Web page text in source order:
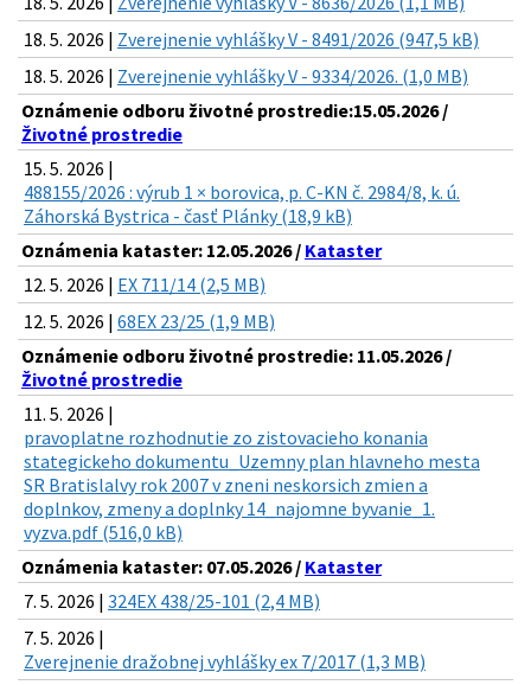
18. 5. 2026 | Zverejnenie vyhlášky V - 8491/2026 (947,5 kB)
18. 5. 2026 | Zverejnenie vyhlášky V - 9334/2026. (1,0 MB)
Oznámenie odboru životné prostredie:15.05.2026 /
Životné prostredie
15. 5. 2026 |
488155/2026 : výrub 1 × borovica, p. C-KN č. 2984/8, k. ú.
Záhorská Bystrica - časť Plánky (18,9 kB)
Oznámenia kataster: 12.05.2026 / Kataster
12. 5. 2026 | EX 711/14 (2,5 MB)
12. 5. 2026 | 68EX 23/25 (1,9 MB)
Oznámenie odboru životné prostredie: 11.05.2026 /
Životné prostredie
11. 5. 2026 |
pravoplatne rozhodnutie zo zistovacieho konania
stategickeho dokumentu_Uzemny plan hlavneho mesta
SR Bratislalvy rok 2007 v zneni neskorsich zmien a
doplnkov, zmeny a doplnky 14_najomne byvanie_1.
vyzva.pdf (516,0 kB)
Oznámenia kataster: 07.05.2026 / Kataster
7. 5. 2026 | 324EX 438/25-101 (2,4 MB)
7. 5. 2026 |
Zverejnenie dražobnej vyhlášky ex 7/2017 (1,3 MB)